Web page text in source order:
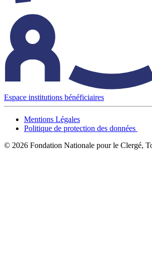
Espace institutions bénéficiaires
Mentions Légales
Politique de protection des données
© 2026 Fondation Nationale pour le Clergé,